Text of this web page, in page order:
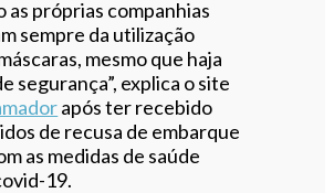
as próprias companhias
sempre da utilização
mesmo que haja
segurança”, explica o site
após ter recebido
de recusa de embarque
as medidas de saúde
19.